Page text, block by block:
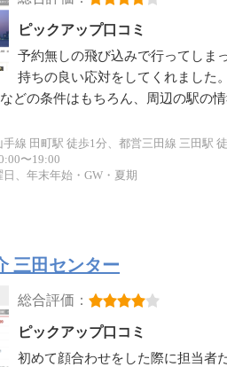
ピックアップ口コミ
予約無しの飛び込みで行ってしま
持ちの良い応対をしてくれました
どの条件はもちろん、周辺の駅の
手線 田町駅 徒歩1分、都営三田線 三田駅
〜19:00
、年末年始・GW・夏期
三田センター
総合評価：
ピックアップ口コミ
初めて顔合わせをした際に担当者